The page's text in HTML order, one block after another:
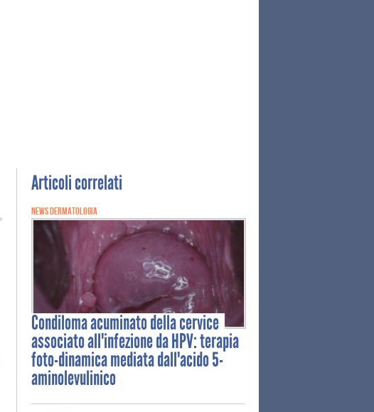
Articoli correlati
NEWS DERMATOLOGIA
Condilomaacuminato della cervice
associato all'infezione da HPV: terapia
foto-dinamica mediata dall'acido 5-
aminolevulinico